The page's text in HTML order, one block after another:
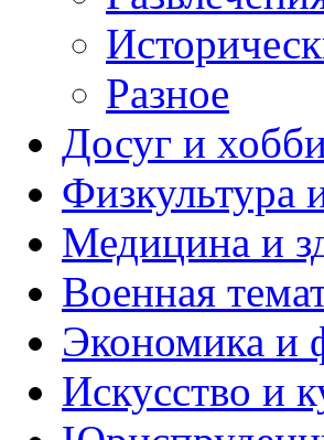
Разное
Досуг и
Физкультура
Медицина и
Военная
Экономика и
Искусство и